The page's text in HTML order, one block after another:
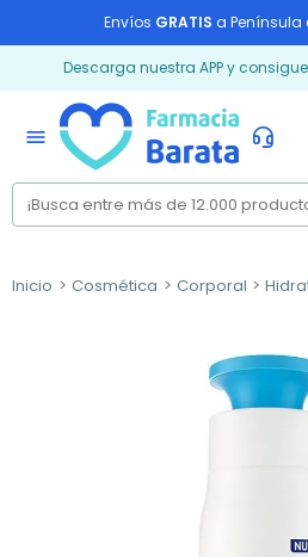
Envíos GRATIS a Península
Descarga nuestra APP y consigue
menu
Inicio Cosmética Corporal